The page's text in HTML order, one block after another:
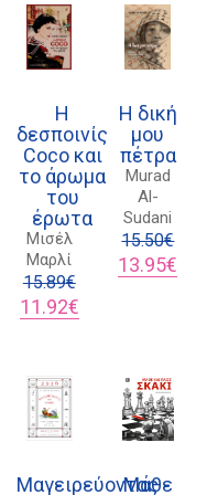
Η
δεσποινίς
Coco και
το άρωμα
του
έρωτα
Μισέλ
Μαρλί
15.89€
Original
price
11.92€Η
τρέχουσα
11.92€.
Η δική
μου
πέτρα
Murad
Al-
Sudani
15.50€
Original
price
13.95€
Μαγειρεύοντας
Μάθε